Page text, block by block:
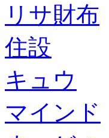
リサ財布
住設
キュウ
マインド